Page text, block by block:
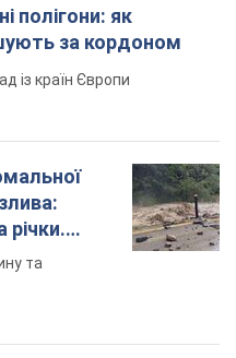
полігони: як
за кордоном
із країн Європи
річки.
та